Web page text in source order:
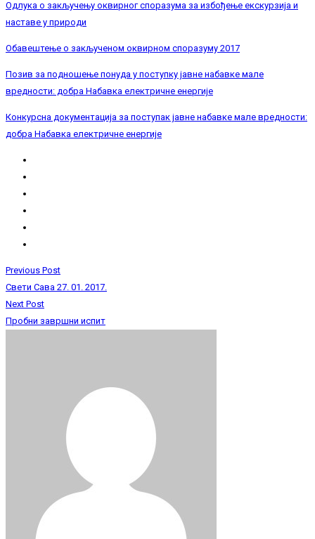
Одлука о закључењу оквирног споразума за избођење екскурзија и
наставе у природи
Обавештење о закљученом оквирном споразуму 2017
Позив за подношење понуда у поступку јавне набавке мале
вредности: добра Набавка електричне енергије
Конкурсна документација за поступак јавне набавке мале вредности:
добра Набавка електричне енергије
Previous Post
Свети Сава 27. 01. 2017.
Next Post
Пробни завршни испит